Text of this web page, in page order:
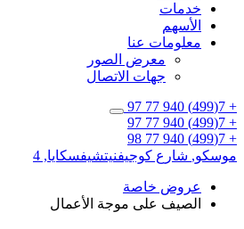
خدمات
الأسهم
معلومات عنا
معرض الصور
جهات الاتصال
+ 7(499) 940 77 97
+ 7(499) 940 77 97
+ 7(499) 940 77 98
موسكو, شارع كوجيفنيتشيفسكايا, 4
عروض خاصة
الصيف على موجة الأعمال